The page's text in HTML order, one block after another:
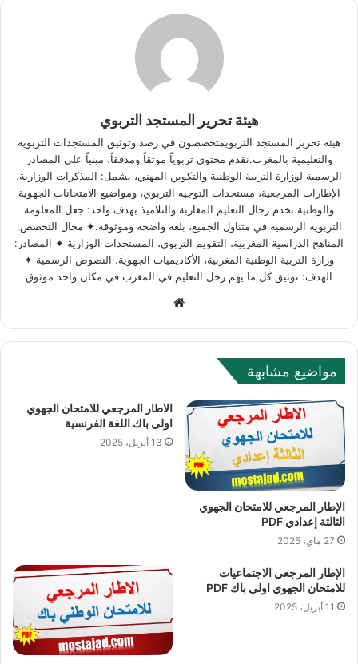
هيئة تحرير المستجد التربوي
هيئة تحرير المستجد التربويمتخصصون في رصد وتوثيق المستجدات التربوية
والتعليمية بالمغرب.نقدم محتوى تربوياً موثقاً ومدققاً، مبنياً على المصادر
الرسمية لوزارة التربية الوطنية والتكوين المهني، يشمل: المذكرات الوزارية،
الإطارات المرجعية، مستجدات التوجيه التربوي، ومواضيع الامتحانات الجهوية
والوطنية.نخدم رجال التعليم المغاربة والتلاميذ بهدف واحد: جعل المعلومة
التربوية الرسمية في متناول الجميع، بلغة واضحة وموثوقة.✦ مجال التخصص:
المناهج الدراسية المغربية، التقويم التربوي، المستجدات الوزارية ✦ المصادر:
وزارة التربية الوطنية المغربية، الأكاديميات الجهوية، النصوص الرسمية ✦
الهدف: توثيق كل ما يهم رجل التعليم في المغرب في مكان واحد موثوق
مواضيع مشابهة
الإطار المرجعي للامتحان الجهوي
الثالثة إعدادي PDF
27 ماي، 2025
الاطار المرجعي للامتحان الجهوي
اولى باك اللغة الفرنسية
13 أبريل، 2025
الإطار المرجعي الاجتماعيات
للامتحان الجهوي اولى باك PDF
11 أبريل، 2025